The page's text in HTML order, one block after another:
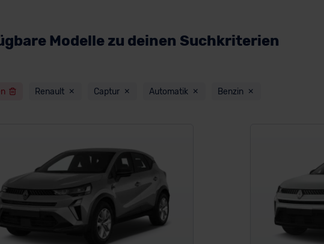
Modelle zu deinen Suchkriterien
Renault Captur Automatik Benzin